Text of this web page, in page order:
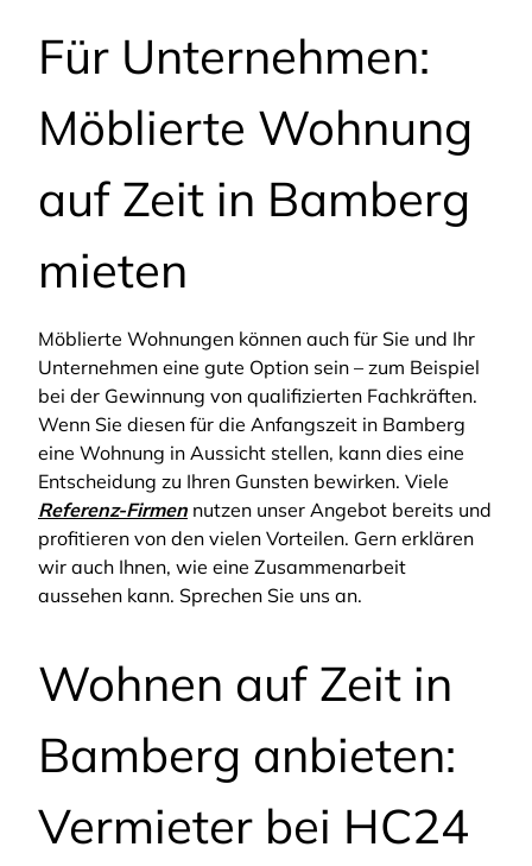
Für Unternehmen:
Möblierte Wohnung
auf Zeit in Bamberg
mieten
Möblierte Wohnungen können auch für Sie und Ihr
Unternehmen eine gute Option sein – zum Beispiel
bei der Gewinnung von qualifizierten Fachkräften.
Wenn Sie diesen für die Anfangszeit in Bamberg
eine Wohnung in Aussicht stellen, kann dies eine
Entscheidung zu Ihren Gunsten bewirken. Viele
Referenz-Firmen nutzen unser Angebot bereits und
profitieren von den vielen Vorteilen. Gern erklären
wir auch Ihnen, wie eine Zusammenarbeit
aussehen kann. Sprechen Sie uns an.
Wohnen auf Zeit in
Bamberg anbieten:
Vermieter bei HC24